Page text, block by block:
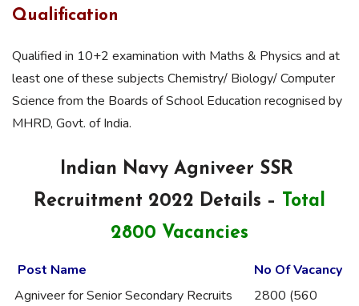
Qualification
Qualified in 10+2 examination with Maths & Physics and at
least one of these subjects Chemistry/ Biology/ Computer
Science from the Boards of School Education recognised by
MHRD, Govt. of India.
Indian Navy Agniveer SSR
Recruitment 2022 Details –
Total
2800 Vacancies
Post Name
No Of Vacancy
Agniveer for Senior Secondary Recruits
2800 (560